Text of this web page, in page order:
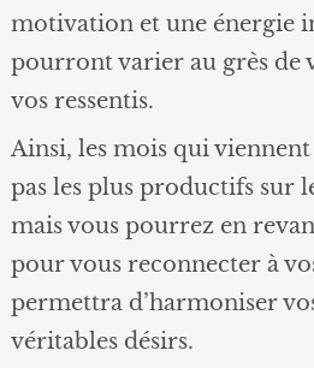
motivation et une énergie
pourront varier au grès de
vos ressentis.
Ainsi, les mois qui
pas les plus productifs sur
mais vous pourrez en
pour vous reconnecter à
permettra d’harmoniser
véritables désirs.